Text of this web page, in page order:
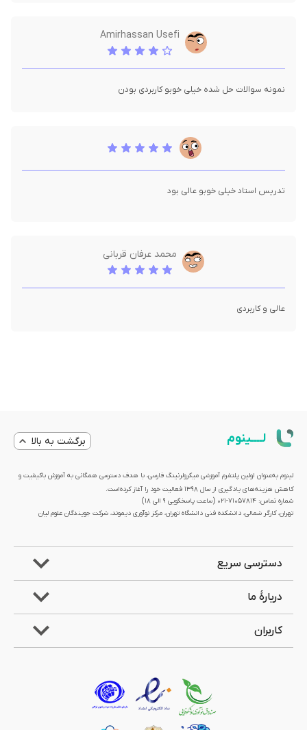
Amirhassan Usefi
نمونه سوالات حل شده خیلی خوبو کاربردی بودن
تدریس استاد خیلی خوبو عالی بود
محمد عرفان قربانی
عالی و کاربردی
لــــینوم برگشت به بالا
لینوم به‌عنوان اولین پلتفرم آموزشی میکرولرنینگ فارسی، با هدف دسترسی همگانی به آموزش باکیفیت و
کاهش هزینه‌های یادگیری از سال 1398 فعالیت خود را آغاز کرده‌است.
شماره تماس: 71057814-021 (ساعت پاسخگویی ۹ الی ۱۸)
تهران، کارگر شمالی، دانشکده فنی دانشگاه تهران، مرکز نوآوری دیموند، شرکت جویندگان علوم لیان
دسترسی سریع
دربارۀ ما
کاربران